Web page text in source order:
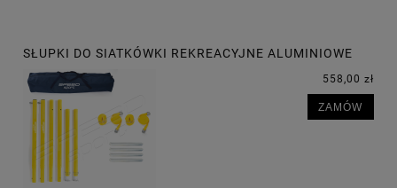
SŁUPKI DO SIATKÓWKI REKREACYJNE ALUMINIOWE
558,00 zł
ZAMÓW